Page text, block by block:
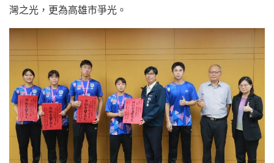
灣之光，更為高雄市爭光。